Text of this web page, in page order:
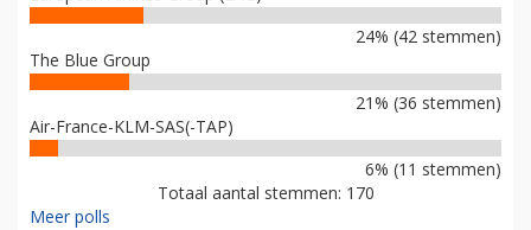
24% (42 stemmen)
The Blue Group
21% (36 stemmen)
Air-France-KLM-SAS(-TAP)
6% (11 stemmen)
Totaal aantal stemmen: 170
Meer polls